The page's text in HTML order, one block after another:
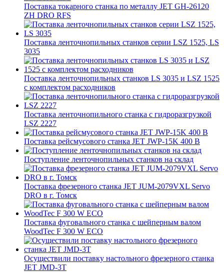
Поставка токарного станка по металлу JET GH-26120
ZH DRO RFS
Поставка ленточнопильных станков серии LSZ 1525, LS
3035
Поставка ленточнопильных станков LS 3035 и LSZ 1525
с комплектом расходников
Поставка ленточнопильного станка c гидроразгрузкой
LSZ 2227
Поставка рейсмусового станка JET JWP-15K 400 В
Поступление ленточнопильных станков на склад
Поставка фрезерного станка JET JUM-2079VXL Servo
DRO в г. Томск
Поставка фуговального станка с шейперным валом
WoodTec F 300 W ECO
Осуществили поставку настольного фрезерного станка
JET JMD-3T